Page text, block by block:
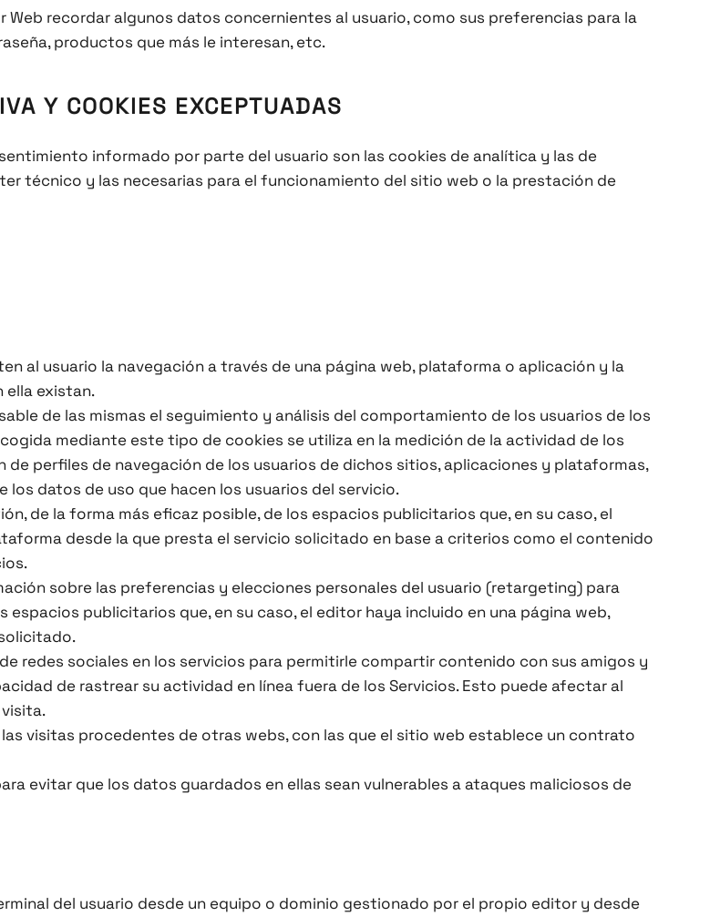
recordar algunos datos concernientes al usuario, como sus preferencias para la
productos que más le interesan, etc.
Y COOKIES EXCEPTUADAS
informado por parte del usuario son las cookies de analítica y las de
técnico y las necesarias para el funcionamiento del sitio web o la prestación de
al usuario la navegación a través de una página web, plataforma o aplicación y la
ella existan.
de las mismas el seguimiento y análisis del comportamiento de los usuarios de los
mediante este tipo de cookies se utiliza en la medición de la actividad de los
perfiles de navegación de los usuarios de dichos sitios, aplicaciones y plataformas,
datos de uso que hacen los usuarios del servicio.
de la forma más eficaz posible, de los espacios publicitarios que, en su caso, el
desde la que presta el servicio solicitado en base a criterios como el contenido
sobre las preferencias y elecciones personales del usuario (retargeting) para
publicitarios que, en su caso, el editor haya incluido en una página web,
redes sociales en los servicios para permitirle compartir contenido con sus amigos y
de rastrear su actividad en línea fuera de los Servicios. Esto puede afectar al
visitas procedentes de otras webs, con las que el sitio web establece un contrato
evitar que los datos guardados en ellas sean vulnerables a ataques maliciosos de
del usuario desde un equipo o dominio gestionado por el propio editor y desde